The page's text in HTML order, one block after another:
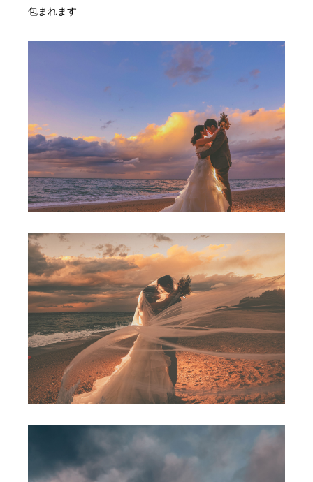
包まれます